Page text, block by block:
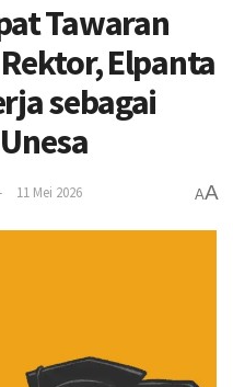
Tawaran
Elpanta
sebagai
11 Mei 2026 AA